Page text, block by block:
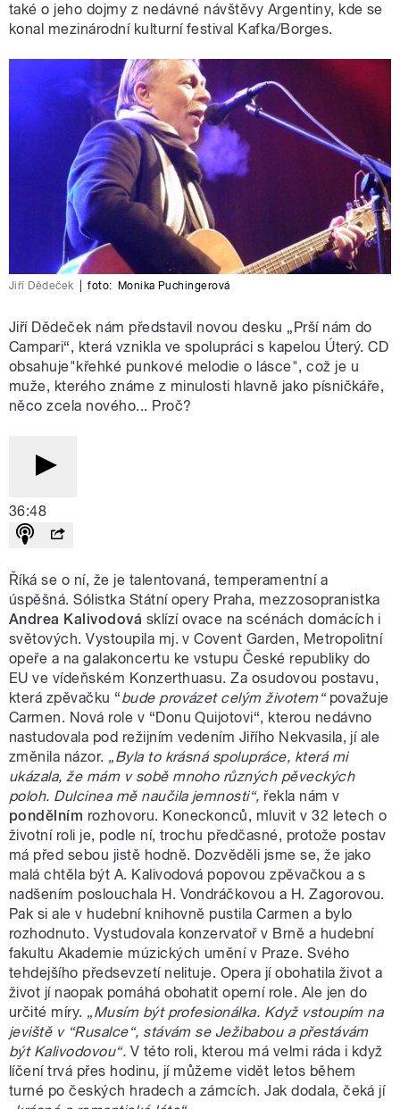
také o jeho dojmy z nedávné návštěvy Argentiny, kde se
konal mezinárodní kulturní festival Kafka/Borges.
Jiří Dědeček foto: Monika Puchingerová
Jiří Dědeček nám představil novou desku „Prší nám do
Campari“, která vznikla ve spolupráci s kapelou Úterý. CD
obsahuje"křehké punkové melodie o lásce", což je u
muže, kterého známe z minulosti hlavně jako písničkáře,
něco zcela nového... Proč?
36:48
Říká se o ní, že je talentovaná, temperamentní a
úspěšná. Sólistka Státní opery Praha, mezzosopranistka
Andrea Kalivodová sklízí ovace na scénách domácích i
světových. Vystoupila mj. v Covent Garden, Metropolitní
opeře a na galakoncertu ke vstupu České republiky do
EU ve vídeňském Konzerthuasu. Za osudovou postavu,
která zpěvačku “bude provázet celým životem“považuje
Carmen. Nová role v “Donu Quijotovi“, kterou nedávno
nastudovala pod režijním vedením Jiřího Nekvasila, jí ale
změnila názor. „Byla to krásná spolupráce, která mi
ukázala, že mám v sobě mnoho různých pěveckých
poloh. Dulcinea mě naučila jemnosti“, řekla nám v
pondělním rozhovoru. Koneckonců, mluvit v 32 letech o
životní roli je, podle ní, trochu předčasné, protože postav
má před sebou jistě hodně. Dozvěděli jsme se, že jako
malá chtěla být A. Kalivodová popovou zpěvačkou a s
nadšením poslouchala H. Vondráčkovou a H. Zagorovou.
Pak si ale v hudební knihovně pustila Carmen a bylo
rozhodnuto. Vystudovala konzervatoř v Brně a hudební
fakultu Akademie múzických umění v Praze. Svého
tehdejšího předsevzetí nelituje. Opera jí obohatila život a
život jí naopak pomáhá obohatit operní role. Ale jen do
určité míry. „Musím být profesionálka. Když vstoupím na
jeviště v “Rusalce“, stávám se Ježibabou a přestávám
být Kalivodovou“. V této roli, kterou má velmi ráda i když
líčení trvá přes hodinu, jí můžeme vidět letos během
turné po českých hradech a zámcích. Jak dodala, čeká jí